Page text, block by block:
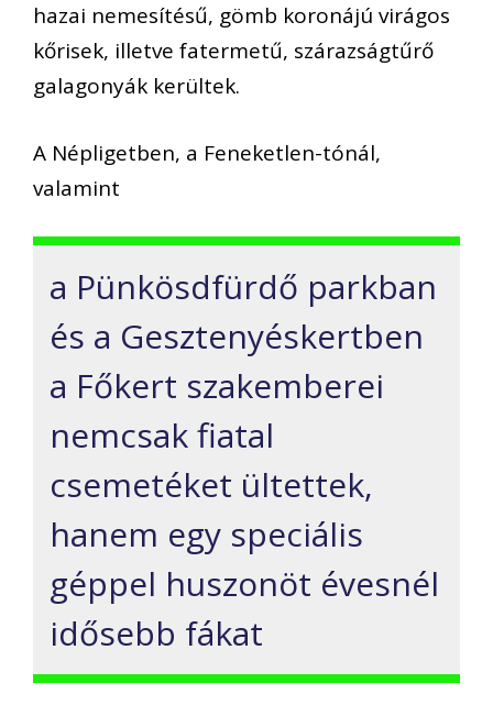
hazai nemesítésű, gömb koronájú virágos
kőrisek, illetve fatermetű, szárazságtűrő
galagonyák kerültek.
A Népligetben, a Feneketlen-tónál,
valamint
a Pünkösdfürdő parkban
és a Gesztenyéskertben
a Főkert szakemberei
nemcsak fiatal
csemetéket ültettek,
hanem egy speciális
géppel huszonöt évesnél
idősebb fákat